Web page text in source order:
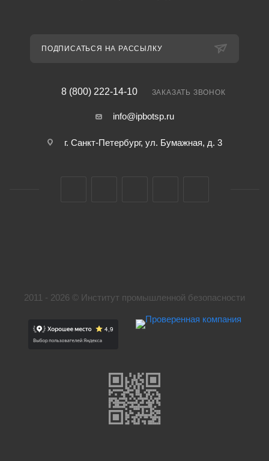
ПОДПИСАТЬСЯ НА РАССЫЛКУ
8 (800) 222-14-10 ЗАКАЗАТЬ ЗВОНОК
info@ipbotsp.ru
г. Санкт-Петербург, ул. Бумажная, д. 3
2011 - 2026 © Институт промышленной безопасности